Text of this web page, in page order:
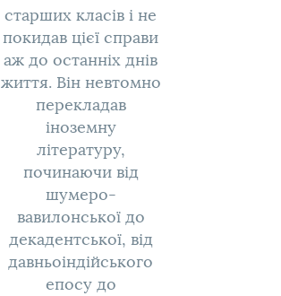
старших класів і не
покидав цієї справи
аж до останніх днів
життя. Він невтомно
перекладав
іноземну
літературу,
починаючи від
шумеро-
вавилонської до
декадентської, від
давньоіндійського
епосу до